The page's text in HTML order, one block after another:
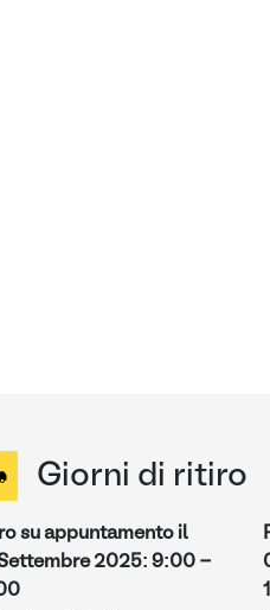
Giorni di ritiro
su appuntamento il
2025: 9:00 -